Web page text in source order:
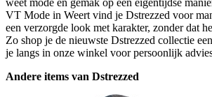
VT Mode in Weert vind je Dstrezzed voor
een verzorgde look met karakter, zonder dat
Zo shop je de nieuwste Dstrezzed collectie
je langs in onze winkel voor persoonlijk
Andere items van Dstrezzed